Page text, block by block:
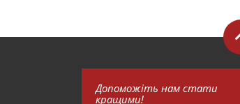
Допоможіть нам стати
кращими!